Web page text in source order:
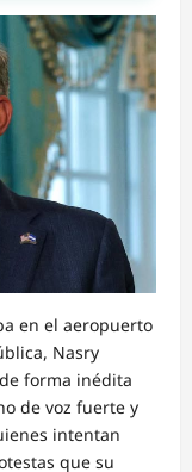
en el aeropuerto
Nasry
forma inédita
de voz fuerte y
intentan
que su